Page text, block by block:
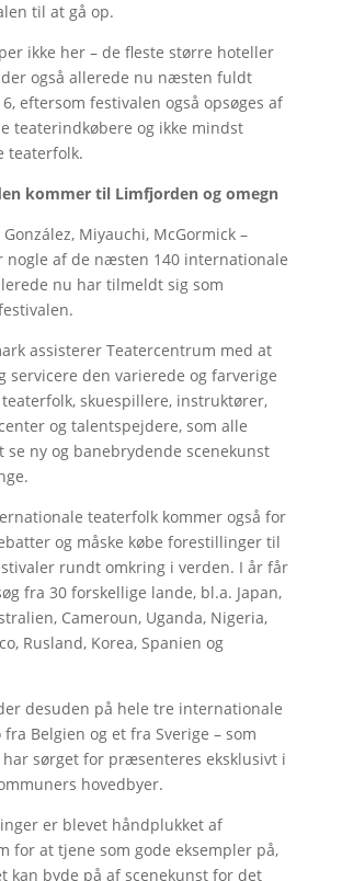
til at gå op.
ikke her – de fleste større hoteller
også allerede nu næsten fuldt
eftersom festivalen også opsøges af
teaterindkøbere og ikke mindst
teaterfolk.
kommer til Limfjorden og omegn
Miyauchi, McGormick –
nogle af de næsten 140 internationale
nu har tilmeldt sig som
assisterer Teatercentrum med at
servicere den varierede og farverige
skuespillere, instruktører,
og talentspejdere, som alle
se ny og banebrydende scenekunst
teaterfolk kommer også for
og måske købe forestillinger til
rundt omkring i verden. I år får
fra 30 forskellige lande, bl.a. Japan,
Cameroun, Uganda, Nigeria,
Rusland, Korea, Spanien og
desuden på hele tre internationale
Belgien og et fra Sverige – som
sørget for præsenteres eksklusivt i
hovedbyer.
er blevet håndplukket af
for at tjene som gode eksempler på,
kan byde på af scenekunst for det